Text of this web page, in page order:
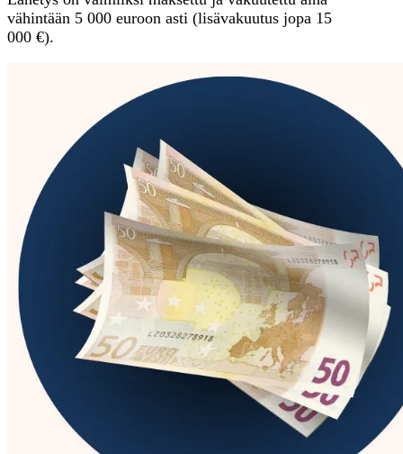
vähintään 5 000 euroon asti (lisävakuutus jopa 15
000 €).